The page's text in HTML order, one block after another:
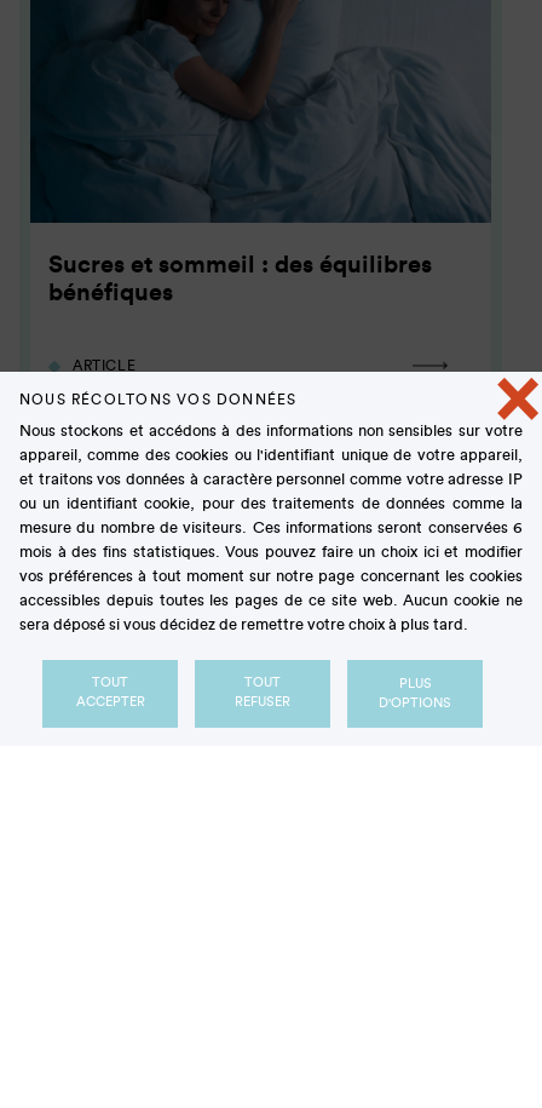
Sucres et sommeil : des équilibres
bénéfiques
ARTICLE ×
NOUS RÉCOLTONS VOS DONNÉES
Nous stockons et accédons à des informations non sensibles sur votre
appareil, comme des cookies ou l'identifiant unique de votre appareil,
et traitons vos données à caractère personnel comme votre adresse IP
ou un identifiant cookie, pour des traitements de données comme la
mesure du nombre de visiteurs. Ces informations seront conservées 6
mois à des fins statistiques. Vous pouvez faire un choix ici et modifier
vos préférences à tout moment sur notre page concernant les cookies
accessibles depuis toutes les pages de ce site web. Aucun cookie ne
sera déposé si vous décidez de remettre votre choix à plus tard.
TOUT
ACCEPTER
TOUT
REFUSER
PLUS
D'OPTIONS